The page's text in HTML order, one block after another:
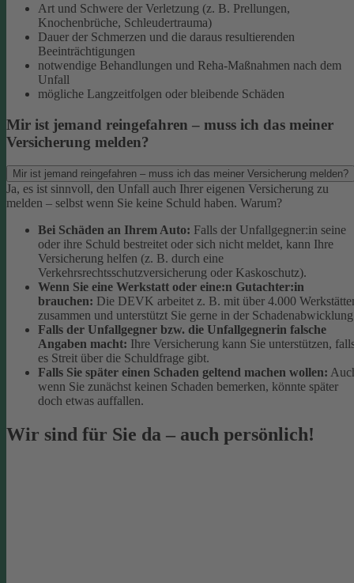
Art und Schwere der Verletzung (z. B. Prellungen,
Knochenbrüche, Schleudertrauma)
Dauer der Schmerzen und die daraus resultierenden
Beeinträchtigungen
notwendige Behandlungen und Reha-Maßnahmen nach dem
Unfall
mögliche Langzeitfolgen oder bleibende Schäden
Mir ist jemand reingefahren – muss ich das meiner
Versicherung melden?
Mir ist jemand reingefahren – muss ich das meiner Versicherung melden?
Ja, es ist sinnvoll, den Unfall auch Ihrer eigenen Versicherung zu
melden – selbst wenn Sie keine Schuld haben. Warum?
Bei Schäden an Ihrem Auto: Falls der Unfallgegner:in seine
oder ihre Schuld bestreitet oder sich nicht meldet, kann Ihre
Versicherung helfen (z. B. durch eine
Verkehrsrechtsschutzversicherung oder Kaskoschutz).
Wenn Sie eine Werkstatt oder eine:n Gutachter:in
brauchen: Die DEVK arbeitet z. B. mit über 4.000
zusammen und unterstützt Sie gerne in der
Falls der Unfallgegner bzw. die Unfallgegnerin falsche
Angaben macht: Ihre Versicherung kann Sie unterstützen,
es Streit über die Schuldfrage gibt.
Falls Sie später einen Schaden geltend machen wollen:
wenn Sie zunächst keinen Schaden bemerken, könnte später
doch etwas auffallen.
Wir sind für Sie da – auch persönlich!